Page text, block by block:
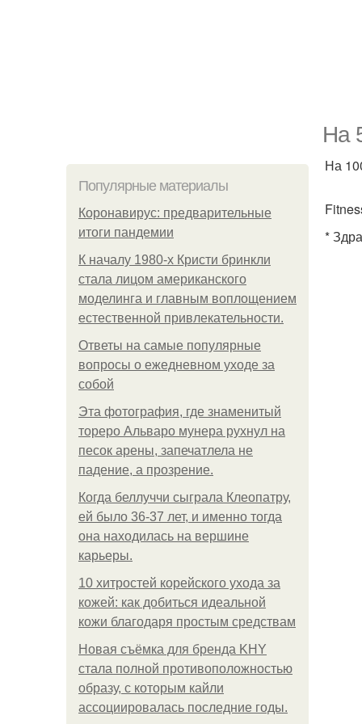
На
Популярные материалы
Коронавирус: предварительные
итоги пандемии
К началу 1980-х Кристи бринкли
стала лицом американского
моделинга и главным воплощением
естественной привлекательности.
Ответы на самые популярные
вопросы о ежедневном уходе за
собой
Эта фотография, где знаменитый
тореро Альваро мунера рухнул на
песок арены, запечатлела не
падение, а прозрение.
Когда беллуччи сыграла Клеопатру,
ей было 36-37 лет, и именно тогда
она находилась на вершине
карьеры.
10 хитростей корейского ухода за
кожей: как добиться идеальной
кожи благодаря простым средствам
Новая съёмка для бренда KHY
стала полной противоположностью
образу, с которым кайли
ассоциировалась последние годы.
На
*